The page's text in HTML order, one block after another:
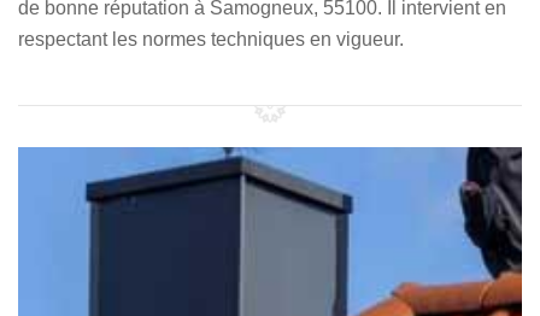
de bonne réputation à Samogneux, 55100. Il intervient en
respectant les normes techniques en vigueur.